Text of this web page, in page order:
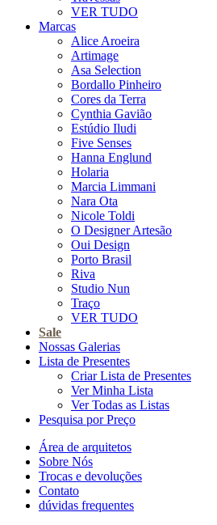
VER TUDO
Marcas
Alice Aroeira
Artimage
Asa Selection
Bordallo Pinheiro
Cores da Terra
Cynthia Gavião
Estúdio Iludi
Five Senses
Hanna Englund
Holaria
Marcia Limmani
Nara Ota
Nicole Toldi
O Designer Artesão
Oui Design
Porto Brasil
Riva
Studio Nun
Traço
VER TUDO
Sale
Nossas Galerias
Lista de Presentes
Criar Lista de Presentes
Ver Minha Lista
Ver Todas as Listas
Pesquisa por Preço
Área de arquitetos
Sobre Nós
Trocas e devoluções
Contato
dúvidas frequentes